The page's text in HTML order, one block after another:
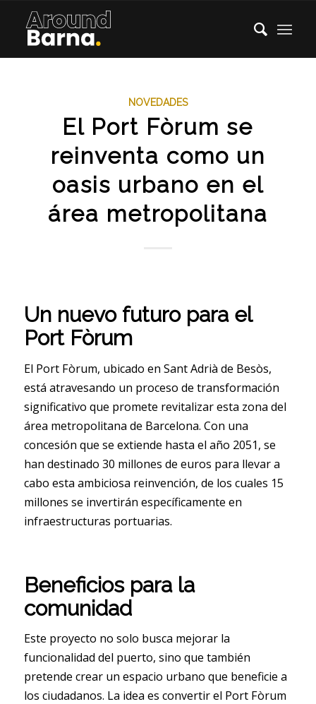
NOVEDADES
El Port Fòrum se
reinventa como un
oasis urbano en el
área metropolitana
Un nuevo futuro para el
Port Fòrum
El Port Fòrum, ubicado en Sant Adrià de Besòs,
está atravesando un proceso de transformación
significativo que promete revitalizar esta zona del
área metropolitana de Barcelona. Con una
concesión que se extiende hasta el año 2051, se
han destinado 30 millones de euros para llevar a
cabo esta ambiciosa reinvención, de los cuales 15
millones se invertirán específicamente en
infraestructuras portuarias.
Beneficios para la
comunidad
Este proyecto no solo busca mejorar la
funcionalidad del puerto, sino que también
pretende crear un espacio urbano que beneficie a
los ciudadanos. La idea es convertir el Port Fòrum